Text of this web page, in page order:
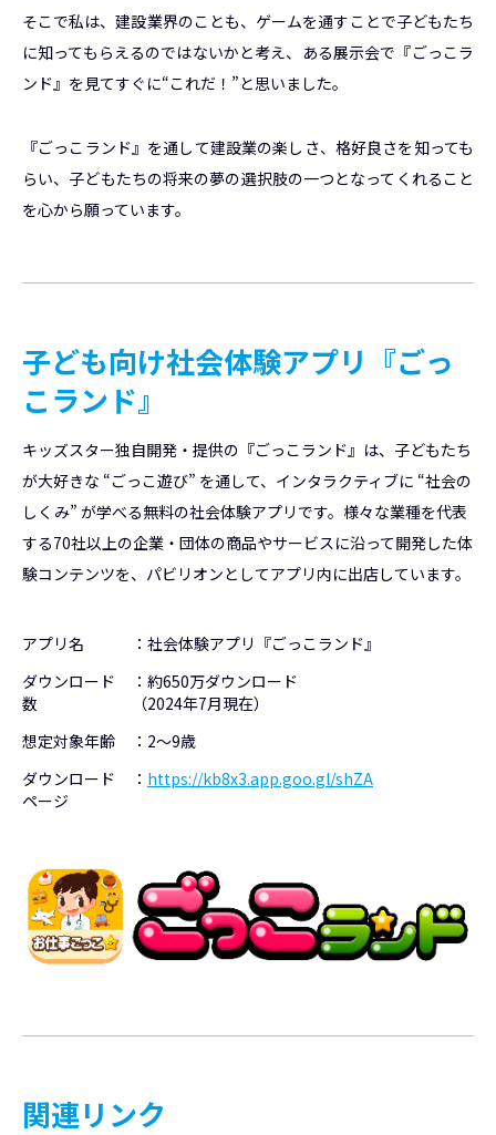
そこで私は、建設業界のことも、ゲームを通すことで子どもたち
に知ってもらえるのではないかと考え、ある展示会で『ごっこラ
ンド』を見てすぐに“これだ！”と思いました。
『ごっこランド』を通して建設業の楽しさ、格好良さを知っても
らい、子どもたちの将来の夢の選択肢の一つとなってくれること
を心から願っています。
子ども向け社会体験アプリ『ごっ
こランド』
キッズスター独自開発・提供の『ごっこランド』は、子どもたち
が大好きな “ごっこ遊び” を通して、インタラクティブに “社会の
しくみ” が学べる無料の社会体験アプリです。様々な業種を代表
する70社以上の企業・団体の商品やサービスに沿って開発した体
験コンテンツを、パビリオンとしてアプリ内に出店しています。
アプリ名
：社会体験アプリ『ごっこランド』
ダウンロード
数
：約650万ダウンロード
（2024年7月現在）
想定対象年齢
：2～9歳
ダウンロード
ページ
： https://kb8x3.app.goo.gl/shZA
関連リンク